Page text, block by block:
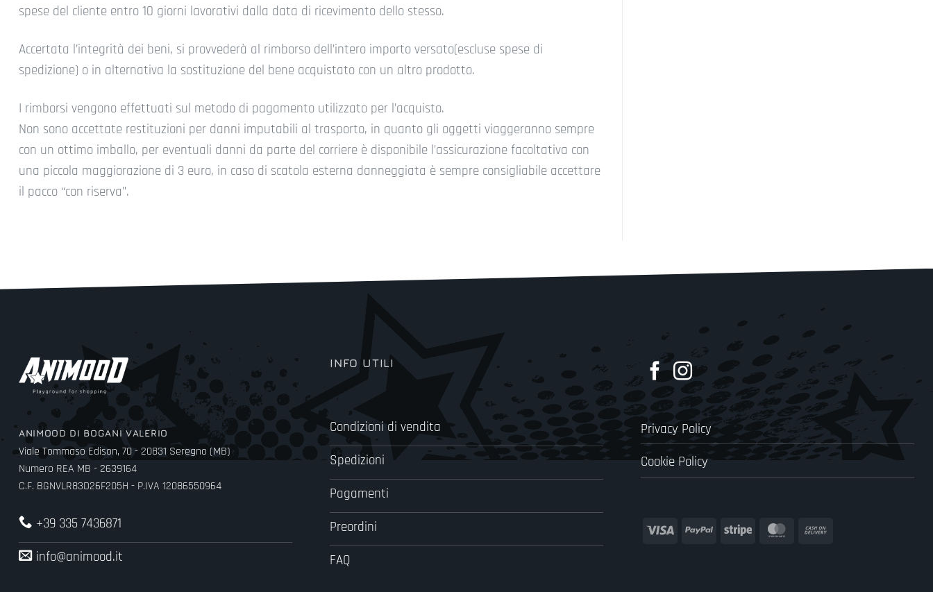
spese del cliente entro 10 giorni lavorativi dalla data di ricevimento dello stesso.
Accertata l’integrità dei beni, si provvederà al rimborso dell’intero importo versato(escluse spese di
spedizione) o in alternativa la sostituzione del bene acquistato con un altro prodotto.
I rimborsi vengono effettuati sul metodo di pagamento utilizzato per l’acquisto.
Non sono accettate restituzioni per danni imputabili al trasporto, in quanto gli oggetti viaggeranno sempre
con un ottimo imballo, per eventuali danni da parte del corriere è disponibile l’assicurazione facoltativa con
una piccola maggiorazione di 3 euro, in caso di scatola esterna danneggiata è sempre consigliabile accettare
il pacco “con riserva”.
ANIMOOD DI BOGANI VALERIO
Viale Tommaso Edison, 70 - 20831 Seregno (MB)
Numero REA MB - 2639164
C.F. BGNVLR83D26F205H - P.IVA 12086550964
+39 335 7436871
info@animood.it
INFO UTILI
Condizioni di vendita
Spedizioni
Pagamenti
Preordini
FAQ
Privacy Policy
Cookie Policy
Visa PayPalStripe MasterCard